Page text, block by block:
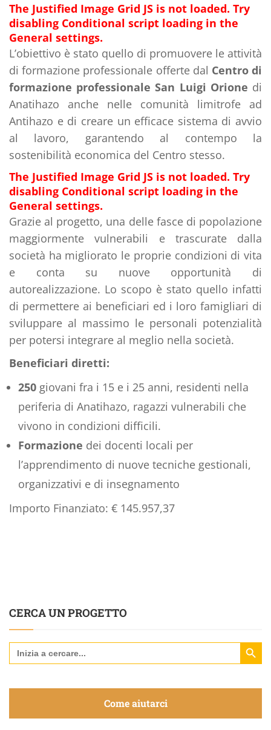
The Justified Image Grid JS is not loaded. Try
disabling Conditional script loading in the
General settings.
L’obiettivo è stato quello di promuovere le attività
di formazione professionale offerte dal Centro di
formazione professionale San Luigi Orione di
Anatihazo anche nelle comunità limitrofe ad
Antihazo e di creare un efficace sistema di avvio
al lavoro, garantendo al contempo la
sostenibilità economica del Centro stesso.
The Justified Image Grid JS is not loaded. Try
disabling Conditional script loading in the
General settings.
Grazie al progetto, una delle fasce di popolazione
maggiormente vulnerabili e trascurate dalla
società ha migliorato le proprie condizioni di vita
e conta su nuove opportunità di
autorealizzazione. Lo scopo è stato quello infatti
di permettere ai beneficiari ed i loro famigliari di
sviluppare al massimo le personali potenzialità
per potersi integrare al meglio nella società.
Beneficiari diretti:
250 giovani fra i 15 e i 25 anni, residenti nella
periferia di Anatihazo, ragazzi vulnerabili che
vivono in condizioni difficili.
Formazione dei docenti locali per
l’apprendimento di nuove tecniche gestionali,
organizzativi e di insegnamento
Importo Finanziato: € 145.957,37
CERCA UN PROGETTO
Search
for:
Search
Come aiutarci